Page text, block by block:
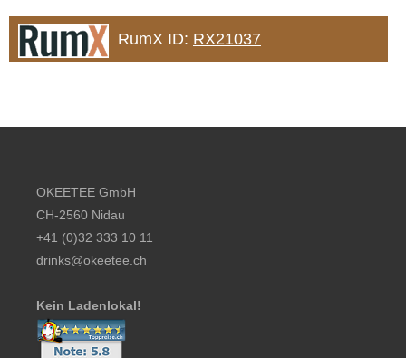
RumX ID: RX21037
OKEETEE GmbH
CH-2560 Nidau
+41 (0)32 333 10 11
drinks@okeetee.ch
Kein Ladenlokal!